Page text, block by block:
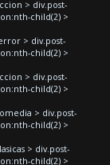
> div.post-
child(2) >
> div.post-
child(2) >
> div.post-
child(2) >
> div.post-
child(2) >
> div.post-
child(2) >